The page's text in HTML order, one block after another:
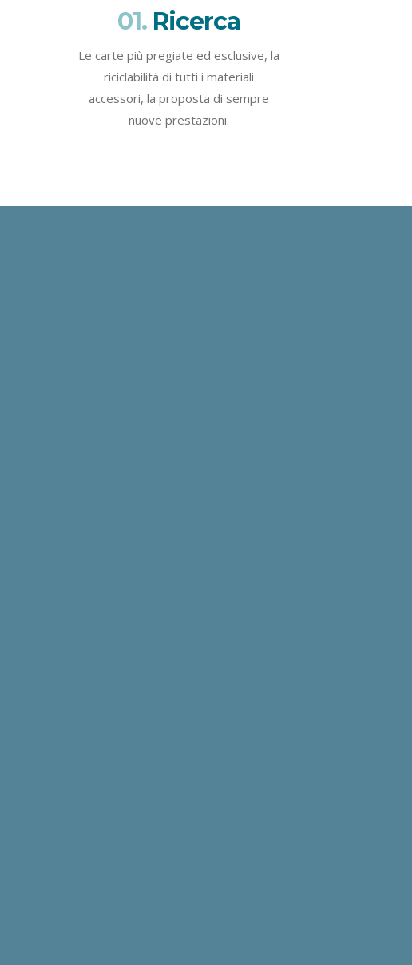
01. Ricerca
Le carte più pregiate ed esclusive, la
riciclabilità di tutti i materiali
accessori, la proposta di sempre
nuove prestazioni.